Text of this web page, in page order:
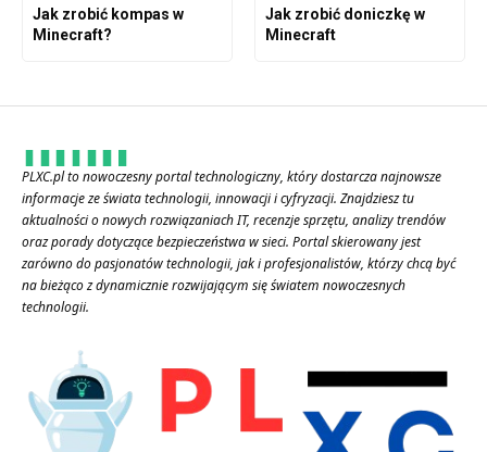
Jak zrobić kompas w
Minecraft?
Jak zrobić doniczkę w
Minecraft
PLXC.pl to nowoczesny portal technologiczny, który dostarcza najnowsze
informacje ze świata technologii, innowacji i cyfryzacji. Znajdziesz tu
aktualności o nowych rozwiązaniach IT, recenzje sprzętu, analizy trendów
oraz porady dotyczące bezpieczeństwa w sieci. Portal skierowany jest
zarówno do pasjonatów technologii, jak i profesjonalistów, którzy chcą być
na bieżąco z dynamicznie rozwijającym się światem nowoczesnych
technologii.